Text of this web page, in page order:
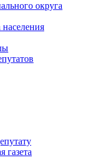
округа
газета